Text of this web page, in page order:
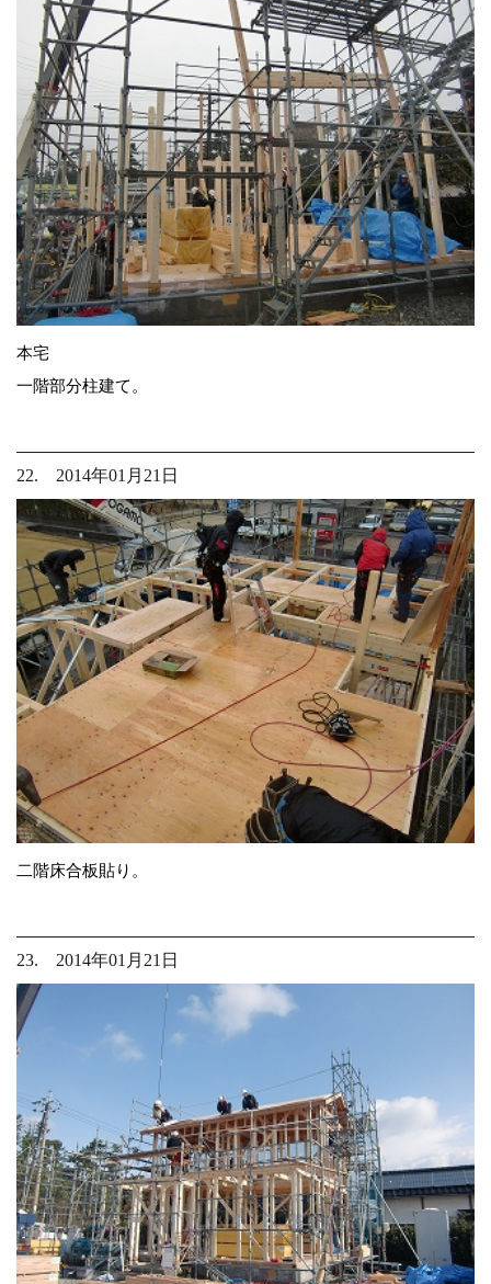
本宅
一階部分柱建て。
22. 2014年01月21日
二階床合板貼り。
23. 2014年01月21日